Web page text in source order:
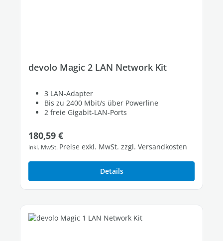
devolo Magic 2 LAN Network Kit
3 LAN-Adapter
Bis zu 2400 Mbit/s über Powerline
2 freie Gigabit-LAN-Ports
Regulärer Preis:
180,59 €
inkl. MwSt. Preise exkl. MwSt. zzgl. Versandkosten
Details